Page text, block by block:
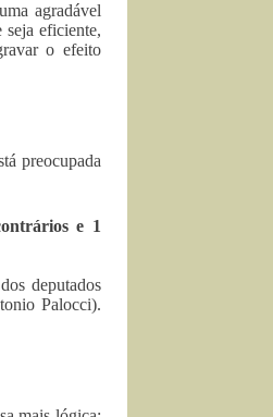
agradável
seja eficiente,
o efeito
preocupada
e 1
deputados
Palocci).